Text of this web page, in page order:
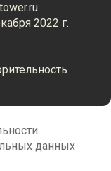
2022 г.
данных